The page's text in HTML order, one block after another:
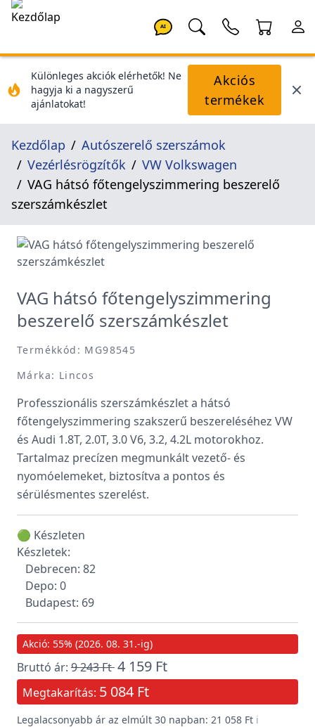
AI
Különleges akciók elérhetők! Ne
hagyja ki a nagyszerű
ajánlatokat!
Akciós
termékek
Kezdőlap
Autószerelő szerszámok
Vezérlésrögzítők
VW Volkswagen
VAG hátsó főtengelyszimmering beszerelő
szerszámkészlet
VAG hátsó főtengelyszimmering
beszerelő szerszámkészlet
Termékkód: MG98545
Márka: Lincos
Professzionális szerszámkészlet a hátsó
főtengelyszimmering szakszerű beszereléséhez VW
és Audi 1.8T, 2.0T, 3.0 V6, 3.2, 4.2L motorokhoz.
Tartalmaz precízen megmunkált vezető- és
nyomóelemeket, biztosítva a pontos és
sérülésmentes szerelést.
🟢 Készleten
Készletek:
Debrecen: 82
Depo: 0
Budapest: 69
Akció: 55% (2026. 08. 31.-ig)
Bruttó ár: 9 243 Ft4 159 Ft
Megtakarítás: 5 084 Ft
Legalacsonyabb ár az elmúlt 30 napban: 21 058 Ft ℹ️